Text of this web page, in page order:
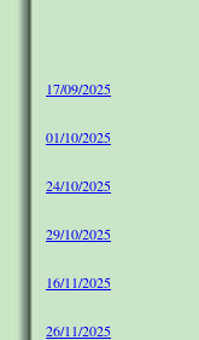
17/09/2025
01/10/2025
24/10/2025
29/10/2025
16/11/2025
26/11/2025